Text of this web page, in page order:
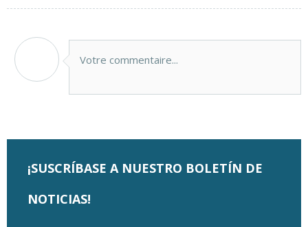
Votre commentaire...
¡SUSCRÍBASE A NUESTRO BOLETÍN DE
NOTICIAS!